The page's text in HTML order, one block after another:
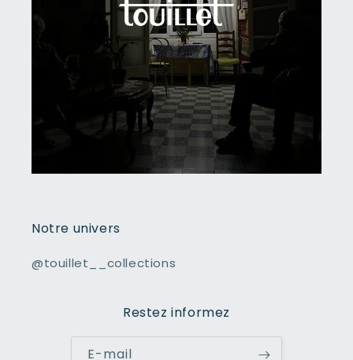
Notre univers
@touillet__collections
Restez informez
E-mail